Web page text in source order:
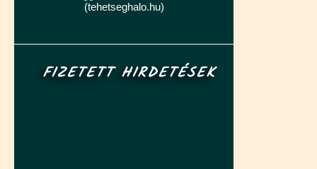
(tehetseghalo.hu)
FIZETETT HIRDETÉSEK